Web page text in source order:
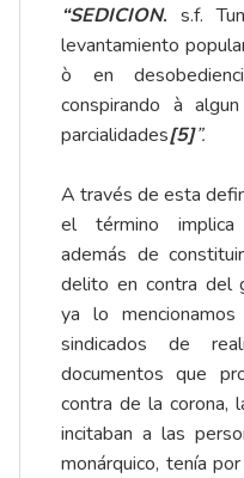
“SEDICION. s.f.
levantamiento
ò en
conspirando à
parcialidades[5]”.
A través de esta
el término implica
además de
delito en contra del
ya lo
sindicados de
documentos que
contra de la corona,
incitaban a las
monárquico, tenía